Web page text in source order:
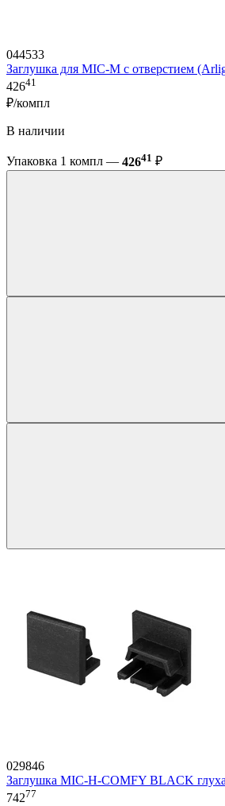
044533
Заглушка для MIC-M с отверстием
42641
₽/компл
В наличии
Упаковка 1 компл — 42641 ₽
029846
Заглушка MIC-H-COMFY BLACK
74277